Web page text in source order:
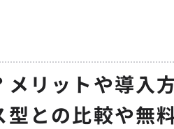
リットや導入
との比較や無